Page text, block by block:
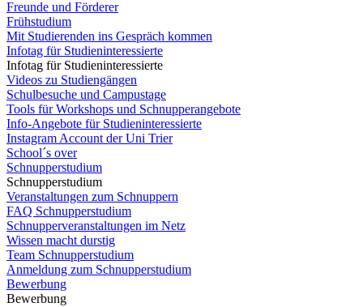
Freunde und Förderer
Frühstudium
Mit Studierenden ins Gespräch kommen
Infotag für Studieninteressierte
Infotag für Studieninteressierte
Videos zu Studiengängen
Schulbesuche und Campustage
Tools für Workshops und Schnupperangebote
Info-Angebote für Studieninteressierte
Instagram Account der Uni Trier
School´s over
Schnupperstudium
Schnupperstudium
Veranstaltungen zum Schnuppern
FAQ Schnupperstudium
Schnupperveranstaltungen im Netz
Wissen macht durstig
Team Schnupperstudium
Anmeldung zum Schnupperstudium
Bewerbung
Bewerbung